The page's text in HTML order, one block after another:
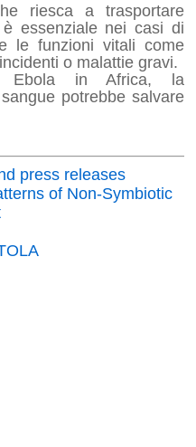
riesca a trasportare
essenziale nei casi di
le funzioni vitali come
o malattie gravi.
Ebola in Africa, la
potrebbe salvare
press releases
of Non-Symbiotic